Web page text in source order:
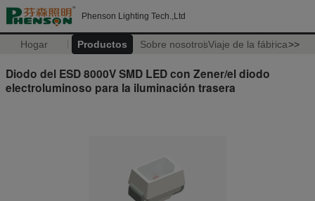
Phenson Lighting Tech.,Ltd
Hogar Productos Sobre nosotrosViaje de la fábrica>>
Diodo del ESD 8000V SMD LED con Zener/el diodo
electroluminoso para la iluminación trasera